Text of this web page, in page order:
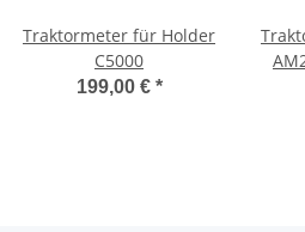
Traktormeter für Holder
C5000
199,00 € *